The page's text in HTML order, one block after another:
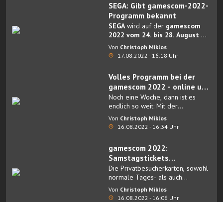
SEGA: Gibt gamescom-2022-
Programm bekannt
SEGAwird auf der gamescom
2022 vom 24. bis 28. August mit
einer Reihe von Titeln aus seinem
vielfältigen Portfolio vertreten
Frontiers.
Von Christoph Miklos
17.08.2022 - 16:18 Uhr
Volles Programm bei der
gamescom 2022 - online und
vor Ort
Noch eine Woche, dann ist es
endlich so weit: Mit der
gamescom: Opening Night Live
am Abend des23. Augusts
in Köln.
Von Christoph Miklos
16.08.2022 - 16:34 Uhr
gamescom 2022:
Samstagstickets
ausverkauft
Die Privatbesucherkarten, sowohl
normale Tages- als auch
Abendtickets, für den
gamescom-Samstag
Von Christoph Miklos
16.08.2022 - 16:06 Uhr